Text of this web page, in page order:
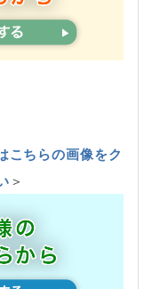
こちらの画像をク
＞